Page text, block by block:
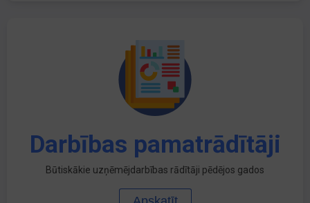
Darbības pamatrādītāji
Būtiskākie uzņēmējdarbības rādītāji pēdējos gados